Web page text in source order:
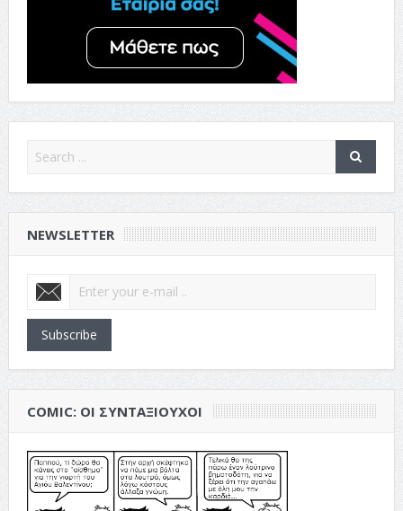
NEWSLETTER
Subscribe
COMIC: ΟΙ ΣΥΝΤΑΞΙΟΎΧΟΙ